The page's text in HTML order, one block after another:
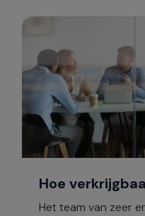
Hoe
Het team van zeer